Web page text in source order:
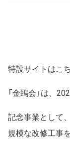
特設サイトはこ
「金鵄会」は、
記念事業として
規模な改修工事